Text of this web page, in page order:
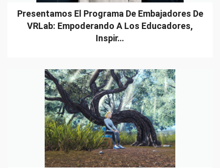
Presentamos El Programa De Embajadores De
VRLab: Empoderando A Los Educadores,
Inspir…